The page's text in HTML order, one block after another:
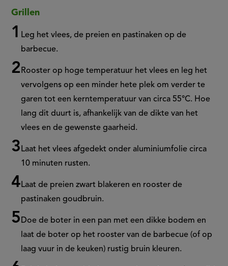
Grillen
Leg het vlees, de preien en pastinaken op de
barbecue.
Rooster op hoge temperatuur het vlees en leg het
vervolgens op een minder hete plek om verder te
garen tot een kerntemperatuur van circa 55°C. Hoe
lang dit duurt is, afhankelijk van de dikte van het
vlees en de gewenste gaarheid.
Laat het vlees afgedekt onder aluminiumfolie circa
10 minuten rusten.
Laat de preien zwart blakeren en rooster de
pastinaken goudbruin.
Doe de boter in een pan met een dikke bodem en
laat de boter op het rooster van de barbecue (of op
laag vuur in de keuken) rustig bruin kleuren.